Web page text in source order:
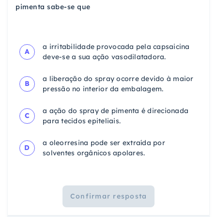
pimenta sabe-se que
A
a irritabilidade provocada pela capsaicina
deve-se a sua ação vasodilatadora.
B
a liberação do spray ocorre devido à maior
pressão no interior da embalagem.
C
a ação do spray de pimenta é direcionada
para tecidos epiteliais.
D
a oleorresina pode ser extraída por
solventes orgânicos apolares.
Confirmar resposta